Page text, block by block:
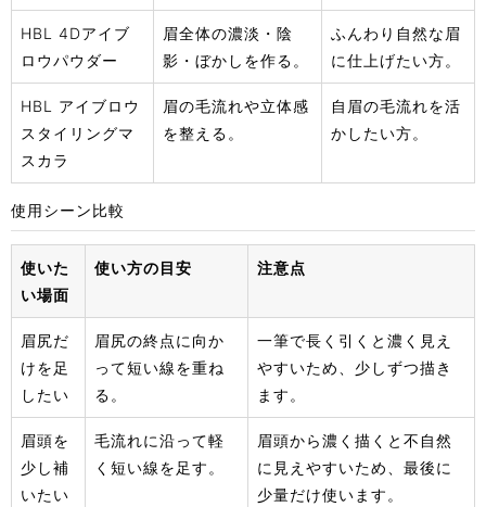
HBL 4Dアイブ
ロウパウダー
眉全体の濃淡・陰
影・ぼかしを作る。
ふんわり自然な眉
に仕上げたい方。
HBL アイブロウ
スタイリングマ
スカラ
眉の毛流れや立体感
を整える。
自眉の毛流れを活
かしたい方。
使用シーン比較
使いた
い場面
使い方の目安 注意点
眉尻だ
けを足
したい
眉尻の終点に向か
って短い線を重ね
る。
一筆で長く引くと濃く見え
やすいため、少しずつ描き
ます。
眉頭を
少し補
いたい
毛流れに沿って軽
く短い線を足す。
眉頭から濃く描くと不自然
に見えやすいため、最後に
少量だけ使います。